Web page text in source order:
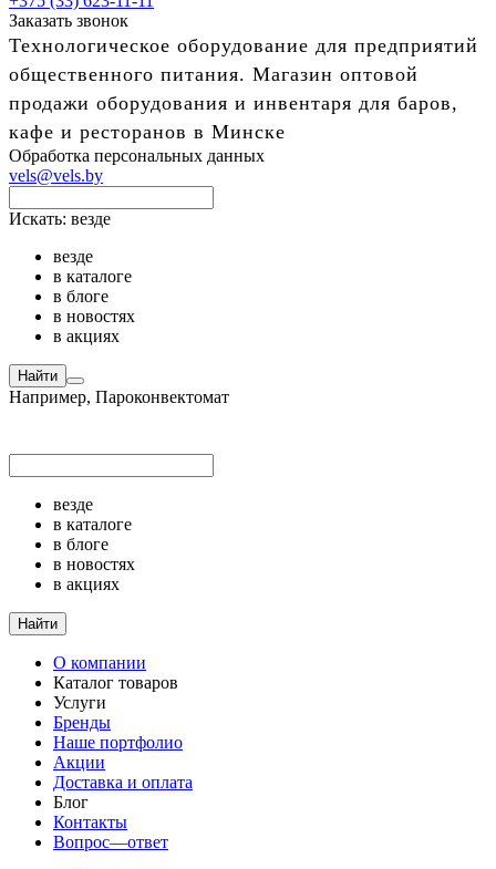
Заказать звонок
Технологическое оборудование для предприятий
общественного питания. Магазин оптовой
продажи оборудования и инвентаря для баров,
кафе и ресторанов в Минске
Обработка персональных данных
vels@vels.by
Искать: везде
везде
в каталоге
в блоге
в новостях
в акциях
Найти
Например, Пароконвектомат
везде
в каталоге
в блоге
в новостях
в акциях
Найти
О компании
Каталог товаров
Услуги
Бренды
Наше портфолио
Акции
Доставка и оплата
Блог
Контакты
Вопрос—ответ